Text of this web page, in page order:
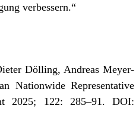
verbessern.“
Dölling, Andreas Meyer-
Nationwide Representative
2025; 122: 285–91. DOI: